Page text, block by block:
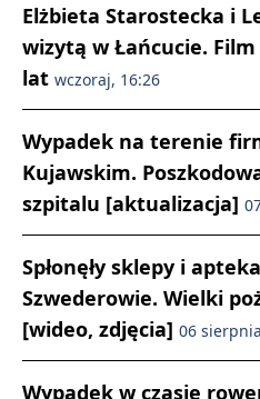
Elżbieta Starostecka i
wizytą w Łańcucie.
lat wczoraj, 16:26
Wypadek na terenie
Kujawskim.
szpitalu [aktualizacja]
Spłonęły sklepy i
Szwederowie. Wielki
[wideo, zdjęcia] 06
Wypadek w czasie